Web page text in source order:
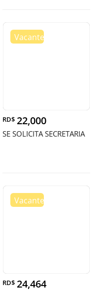
RD$ 22,000
SE SOLICITA SECRETARIA
RD$ 24,464